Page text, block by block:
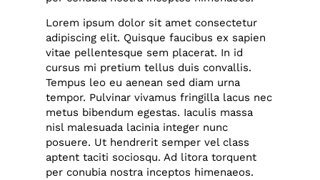
Lorem ipsum dolor sit amet consectetur
adipiscing elit. Quisque faucibus ex sapien
vitae pellentesque sem placerat. In id
cursus mi pretium tellus duis convallis.
Tempus leo eu aenean sed diam urna
tempor. Pulvinar vivamus fringilla lacus nec
metus bibendum egestas. Iaculis massa
nisl malesuada lacinia integer nunc
posuere. Ut hendrerit semper vel class
aptent taciti sociosqu. Ad litora torquent
per conubia nostra inceptos himenaeos.